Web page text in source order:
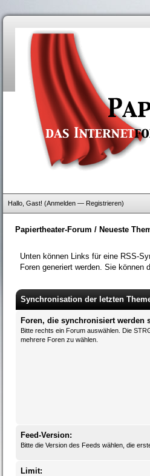
Hallo, Gast! (Anmelden — Registrieren)
Papiertheater-Forum / Neueste
Unten können Links für eine RSS-
Foren generiert werden. Sie
Synchronisation der letzten
Foren, die synchronisiert werden
Bitte rechts ein Forum auswählen. Die
mehrere Foren zu wählen.
Feed-Version:
Bitte die Version des Feeds wählen, die
Limit: